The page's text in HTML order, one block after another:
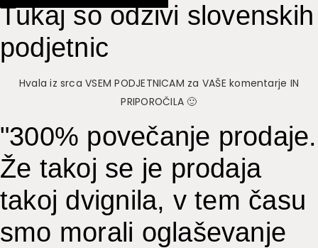
Tukaj so odzivi slovenskih
podjetnic
Hvala iz srca VSEM PODJETNICAM za VAŠE komentarje IN
PRIPOROČILA 🙂
"300% povečanje prodaje.
Že takoj se je prodaja
takoj dvignila, v tem času
smo morali oglaševanje